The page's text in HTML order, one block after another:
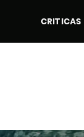
CRITICAS